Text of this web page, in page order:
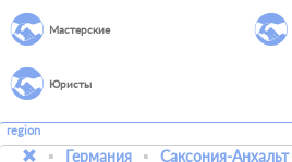
Мастерские
Юристы
region
Германия Саксония-Анхальт